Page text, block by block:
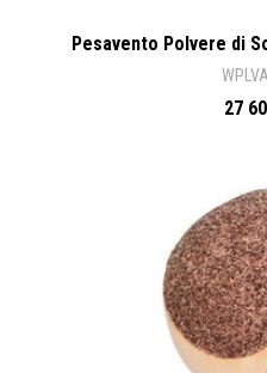
Pesavento Polvere di
27